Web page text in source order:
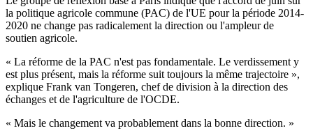
la politique agricole commune (PAC) de l'UE pour la période 2014-
2020 ne change pas radicalement la direction ou l'ampleur de
soutien agricole.
« La réforme de la PAC n'est pas fondamentale. Le verdissement y
est plus présent, mais la réforme suit toujours la même trajectoire »,
explique Frank van Tongeren, chef de division à la direction des
échanges et de l'agriculture de l'OCDE.
« Mais le changement va probablement dans la bonne direction. »